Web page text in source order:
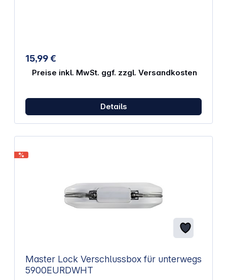
15,99 €
Preise inkl. MwSt. ggf. zzgl. Versandkosten
Details
%
Master Lock Verschlussbox für unterwegs
5900EURDWHT